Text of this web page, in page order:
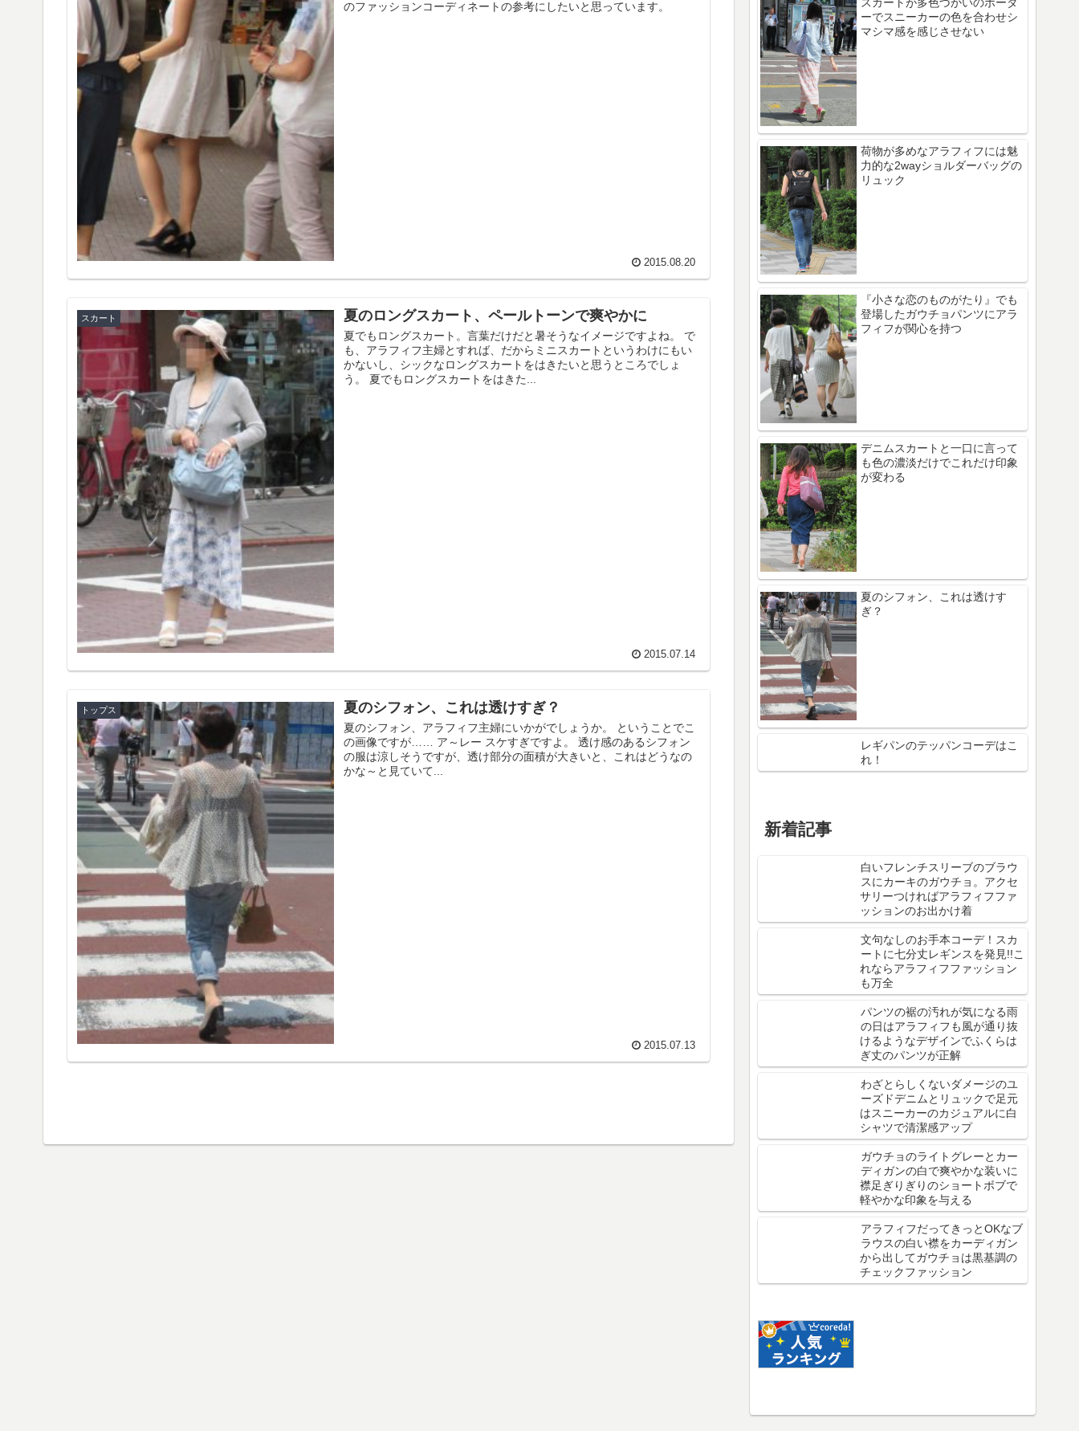
のファッションコーディネートの参考にしたいと思っています。
2015.08.20
スカート 夏のロングスカート、ペールトーンで爽やかに
夏でもロングスカート。言葉だけだと暑そうなイメージですよね。 で
も、アラフィフ主婦とすれば、だからミニスカートというわけにもい
かないし、シックなロングスカートをはきたいと思うところでしょ
う。 夏でもロングスカートをはきた...
2015.07.14
トップス 夏のシフォン、これは透けすぎ？
夏のシフォン、アラフィフ主婦にいかがでしょうか。 ということでこ
の画像ですが…… ア～レー スケすぎですよ。 透け感のあるシフォン
の服は涼しそうですが、透け部分の面積が大きいと、これはどうなの
かな～と見ていて...
2015.07.13
ーでスニーカーの色を合わせシ
マシマ感を感じさせない
荷物が多めなアラフィフには魅
力的な2wayショルダーバッグの
リュック
『小さな恋のものがたり』でも
登場したガウチョパンツにアラ
フィフが関心を持つ
デニムスカートと一口に言って
も色の濃淡だけでこれだけ印象
が変わる
夏のシフォン、これは透けす
ぎ？
レギパンのテッパンコーデはこ
れ！
新着記事
白いフレンチスリーブのブラウ
スにカーキのガウチョ。アクセ
サリーつければアラフィフファ
ッションのお出かけ着
文句なしのお手本コーデ！スカ
ートに七分丈レギンスを発見!!こ
れならアラフィフファッション
も万全
パンツの裾の汚れが気になる雨
の日はアラフィフも風が通り抜
けるようなデザインでふくらは
ぎ丈のパンツが正解
わざとらしくないダメージのユ
ーズドデニムとリュックで足元
はスニーカーのカジュアルに白
シャツで清潔感アップ
ガウチョのライトグレーとカー
ディガンの白で爽やかな装いに
襟足ぎりぎりのショートボブで
軽やかな印象を与える
アラフィフだってきっとOKなブ
ラウスの白い襟をカーディガン
から出してガウチョは黒基調の
チェックファッション